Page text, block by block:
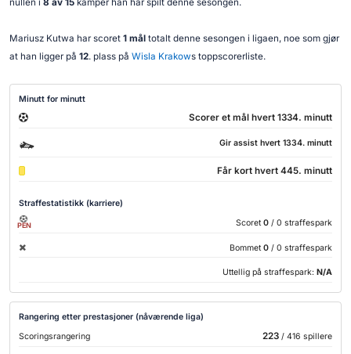
Mariusz Kutwa har scoret 1 måltotalt denne sesongen i ligaen, noe som gjør
at han ligger på 12. plass på Wisla Krakows toppscorerliste.
Minutt for minutt
Scorer et mål hvert 1334. minutt
Gir assist hvert 1334. minutt
Får kort hvert 445. minutt
Straffestatistikk (karriere)
PEN Scoret 0 / 0 straffespark
Bommet 0 / 0 straffespark
Uttellig på straffespark: N/A
Rangering etter prestasjoner (nåværende liga)
Scoringsrangering
223/ 416 spillere